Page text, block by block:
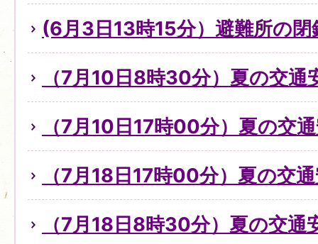
(6月3日13時15分）避難所の
（7月10日8時30分）夏の交通
（7月10日17時00分）夏の交
（7月18日17時00分）夏の交
（7月18日8時30分）夏の交通